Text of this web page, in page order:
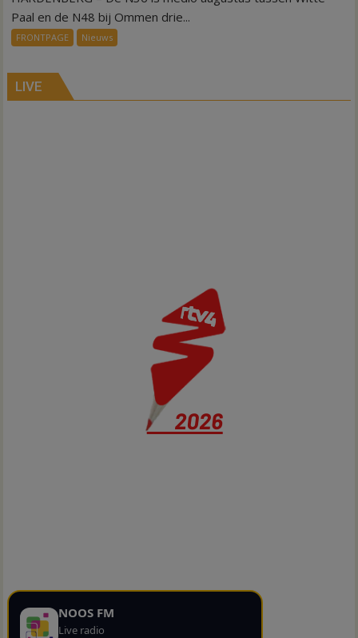
rijbaanscheiding
Paal en de N48 bij Ommen drie...
FRONTPAGE Nieuws
LIVE
NOOS FM
Live radio